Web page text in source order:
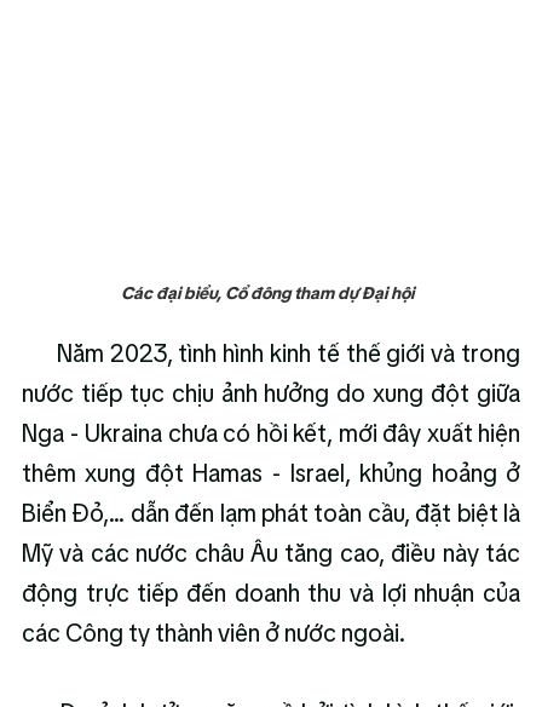
Các đại biểu, Cổ đông tham dự Đại hội
nước tiếp tục chịu ảnh hưởng do xung đột giữa
Nga - Ukraina chưa có hồi kết, mới đây xuất hiện
thêm xung đột Hamas - Israel, khủng hoảng ở
Biển Đỏ,... dẫn đến lạm phát toàn cầu, đặt biệt là
Mỹ và các nước châu Âu tăng cao, điều này tác
động trực tiếp đến doanh thu và lợi nhuận của
các Công ty thành viên ở nước ngoài.